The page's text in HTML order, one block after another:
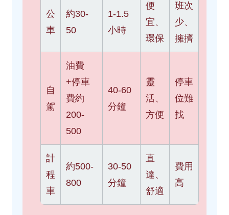
公
車
約30-
50
1-1.5
小時
便
宜、
環保
班次
少、
擁擠
自
駕
油費
+停車
費約
200-
500
40-60
分鐘
靈
活、
方便
停車
位難
找
計
程
車
約500-
800
30-50
分鐘
直
達、
舒適
費用
高